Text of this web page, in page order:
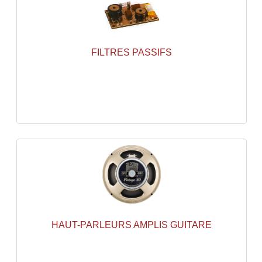
Accessoires Enceintes
Accessoires Micro, Pieds De Régie
Cellule (s)
Selecteurs Audio Vidéo
Amplificateurs
Amplificateurs Multi-Canaux
Casques Stéréo
Compresseurs , Limiteurs , Noise Gate
FILTRES PASSIFS
HAUT-PARLEURS AMPLIS GUITARE